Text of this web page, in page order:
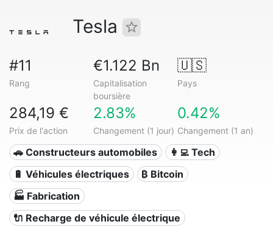
Tesla
#11
Rang
€1.122 Bn
Capitalisation
boursière
🇺🇸
Pays
284,19 €
Prix de l'action
2.83%
Changement (1 jour)
0.42%
Changement (1 an)
🚗 Constructeurs automobiles
👩‍💻 Tech
🔋 Véhicules électriques
₿ Bitcoin
🏭 Fabrication
🔌​ Recharge de véhicule électrique